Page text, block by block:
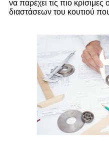
να παρέχει τις πιο
διαστάσεων του κουτιού